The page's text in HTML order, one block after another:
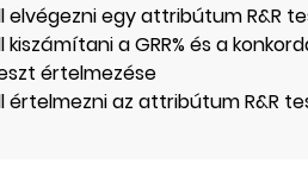
elvégezni egy attribútum R&R
kiszámítani a GRR% és a
értelmezése
értelmezni az attribútum R&R